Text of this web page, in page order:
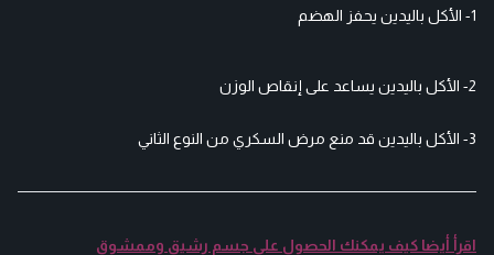
1- الأكل باليدين يحفز الهضم
2- الأكل باليدين يساعد على إنقاص الوزن
3- الأكل باليدين قد منع مرض السكري من النوع الثاني
اقرأ أيضا كيف يمكنك الحصول على جسم رشيق وممشوق